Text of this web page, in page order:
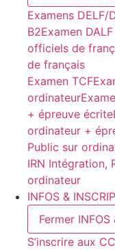
Examens DELF/
B2Examen DALF
officiels de
de français
Examen TCF
ordinateur
+ épreuve écrite
ordinateur +
Public sur
IRN Intégration,
ordinateur
INFOS &
Fermer INFOS
S’inscrire aux